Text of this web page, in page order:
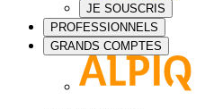
JE SOUSCRIS
PROFESSIONNELS
GRANDS COMPTES